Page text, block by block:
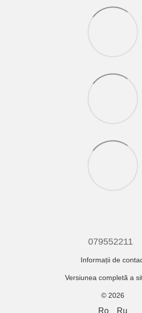
079552211
Informații de
Versiunea completă a
© 2026
Ro Ru